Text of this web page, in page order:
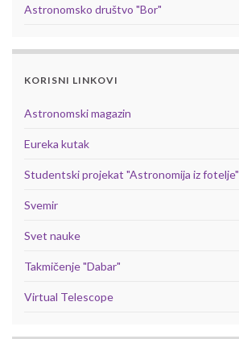
Astronomsko društvo "Bor"
KORISNI LINKOVI
Astronomski magazin
Eureka kutak
Studentski projekat "Astronomija iz fotelje"
Svemir
Svet nauke
Takmičenje "Dabar"
Virtual Telescope